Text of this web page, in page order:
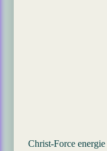
Figuur:
Christ-Force energie